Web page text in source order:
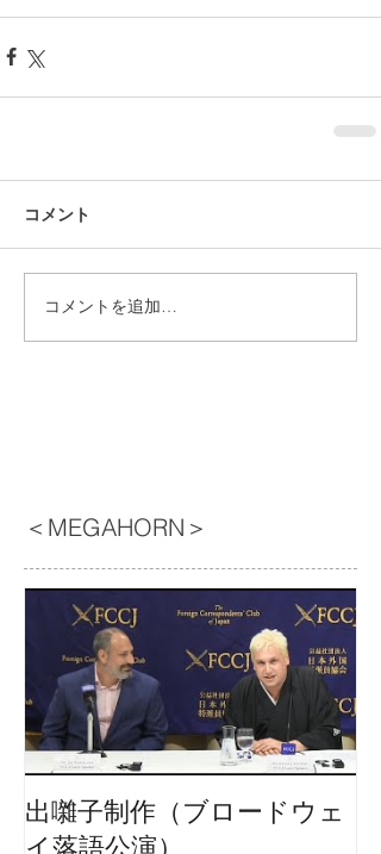
コメント
コメントを追加…
＜MEGAHORN＞
出囃子制作（ブロードウェ
イ落語公演）